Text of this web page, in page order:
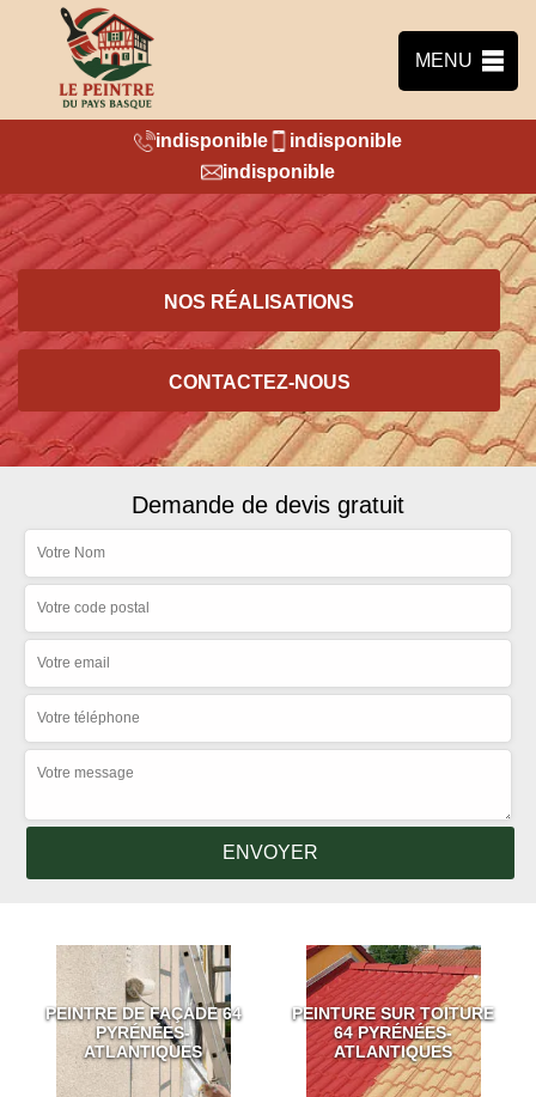
MENU
indisponible
indisponible
indisponible
NOS RÉALISATIONS
CONTACTEZ-NOUS
Demande de devis gratuit
PEINTRE DE FAÇADE 64
PYRÉNÉES-
ATLANTIQUES
PEINTURE SUR TOITURE
64 PYRÉNÉES-
ATLANTIQUES